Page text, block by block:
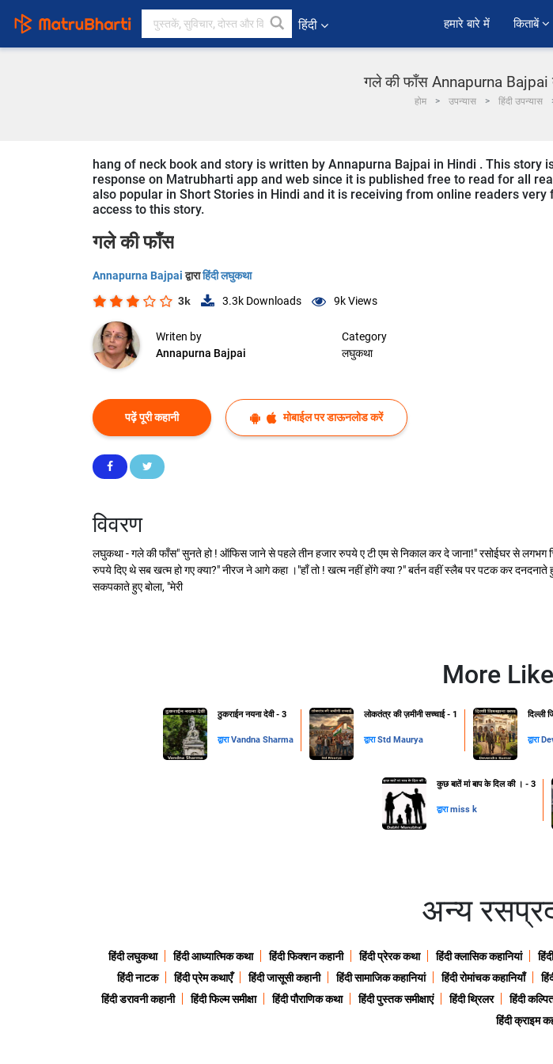
हिंदी हमारे बारे में किताबें
गले की फाँस Annapurna Bajpai
होम उपन्यास हिंदी उपन्यास
hang of neck book and story is written by Annapurna Bajpai in Hindi . This story
response on Matrubharti app and web since it is published free to read for all
also popular in Short Stories in Hindi and it is receiving from online readers very
access to this story.
गले की फाँस
Annapurna Bajpaiद्वाराहिंदी लघुकथा
3k 3.3k Downloads 9kViews
Writen by
Annapurna Bajpai
Category
लघुकथा
पढ़ें पूरी कहानी मोबाईल पर डाऊनलोड करें
विवरण
लघुकथा - गले की फाँस" सुनते हो ! ऑफिस जाने से पहले तीन हजार रुपये ए टी एम से निकाल कर दे जाना!" रसोईघर से लगभग
रुपये दिए थे सब खत्म हो गए क्या?" नीरज ने आगे कहा ।"हाँ तो ! खत्म नहीं होंगे क्या ?" बर्तन वहीं स्लैब पर पटक कर
सकपकाते हुए बोला, "मेरी
More
ठुकराईन नयना देवी - 3
द्वाराVandna Sharma
लोकतंत्र की ज़मीनी सच्चाई - 1
द्वाराStd Maurya
दिल्ली
द्वारा
कुछ बातें मां बाप के दिल की । - 3
द्वाराmiss k
अन्य
हिंदी लघुकथा हिंदी आध्यात्मिक कथा हिंदी फिक्शन कहानी हिंदी प्रेरक कथा हिंदी क्लासिक कहानियां
हिंदी नाटक
हिंदी प्रेम कथाएँ हिंदी जासूसी कहानी हिंदी सामाजिक कहानियां हिंदी रोमांचक कहानियाँ
हिंदी डरावनी कहानी
हिंदी फिल्म समीक्षा हिंदी पौराणिक कथा हिंदी पुस्तक समीक्षाएं हिंदी थ्रिलर हिंदी
हिंदी क्राइम